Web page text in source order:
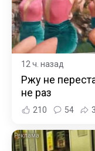
12 ч. назад
Ржу не
не раз
210 54